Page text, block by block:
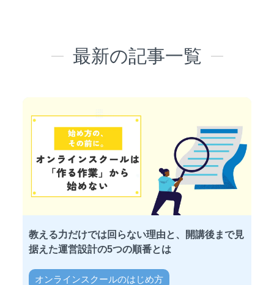
最新の記事一覧
教える力だけでは回らない理由と、開講後まで見
据えた運営設計の5つの順番とは
オンラインスクールのはじめ方